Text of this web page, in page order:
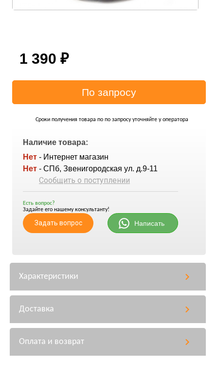
1 390 ₽
Сроки получения товара по по запросу уточняйте у оператора
Наличие товара:
Нет - Интернет магазин
Нет - СПб, Звенигородская ул. д.9-11
Сообщить о поступлении
Есть вопрос?
Задайте его нашему консультанту!
Задать вопрос Написать
Характеристики
Доставка
Оплата и возврат